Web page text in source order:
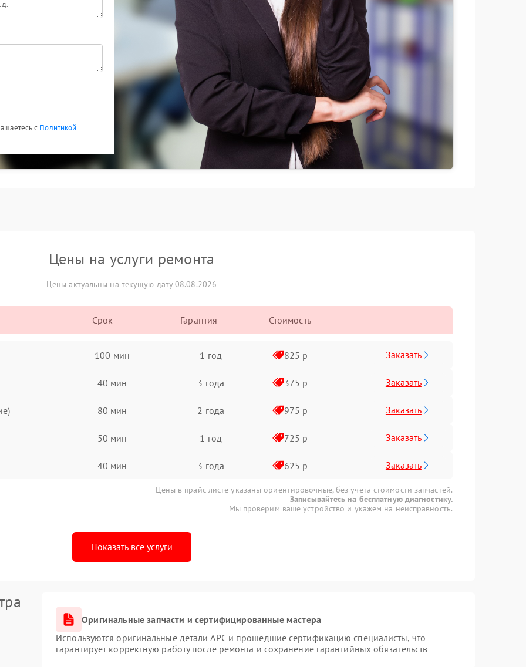
с Политикой
Цены на услуги ремонта
Цены актуальны на текущую дату 08.08.2026
Срок Гарантия Стоимость
100 мин 1 год 825 р Заказать
40 мин 3 года 375 р Заказать
80 мин 2 года 975 р Заказать
50 мин 1 год 725 р Заказать
40 мин 3 года 625 р Заказать
Цены в прайс-листе указаны ориентировочные, без учета стоимости запчастей.
Записывайтесь на бесплатную диагностику.
Мы проверим ваше устройство и укажем на неисправность.
Показать все услуги
Оригинальные запчасти и сертифицированные мастера
Используются оригинальные детали APC и прошедшие сертификацию специалисты, что
гарантирует корректную работу после ремонта и сохранение гарантийных обязательств